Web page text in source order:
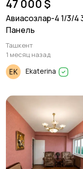
47 000 $
Авиасозлар-4 1/3/4
Панель
Ташкент
1 месяц назад
Ekaterina